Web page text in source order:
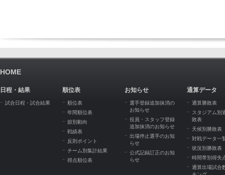
HOME
日程・結果
試合日程・試合結果
順位表
順位表
年間順位表
節別動向
戦績表
反則ポイント
チーム別集計結果
得点順位表
お知らせ
選手登録追加抹消の
お知らせ
役員・スタッフ登録
追加抹消のお知らせ
出場停止選手のお知
らせ
公式記録訂正のお知
らせ
通算データ
通算勝敗表
スタジアム別
敗表
天候別勝敗表
対戦データ一
状況別勝敗表
時間帯別得失
通算出場試合